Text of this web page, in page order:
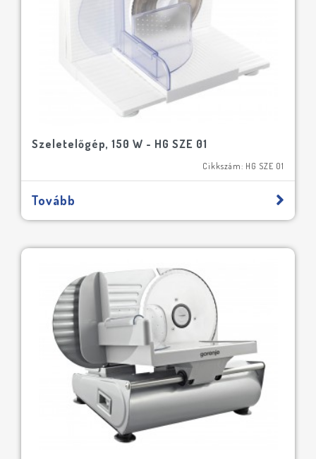
Szeletelőgép, 150 W - HG SZE 01
Cikkszám: HG SZE 01
Tovább